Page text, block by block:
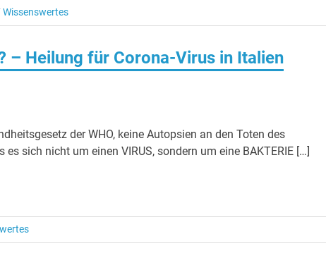
Wissenswertes
– Heilung für Corona-Virus in Italien
der WHO, keine Autopsien an den Toten des
sich nicht um einen VIRUS, sondern um eine BAKTERIE […]